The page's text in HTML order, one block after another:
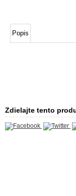
Popis
Zdielajte tento